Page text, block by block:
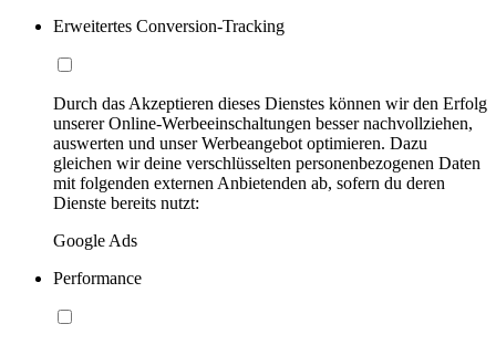
Erweitertes Conversion-Tracking
Durch das Akzeptieren dieses Dienstes können wir den Erfolg
unserer Online-Werbeeinschaltungen besser nachvollziehen,
auswerten und unser Werbeangebot optimieren. Dazu
gleichen wir deine verschlüsselten personenbezogenen Daten
mit folgenden externen Anbietenden ab, sofern du deren
Dienste bereits nutzt:
Google Ads
Performance